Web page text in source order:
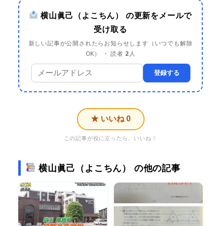
横山眞己（よこちん） の更新をメールで
受け取る
新しい記事が公開されたらお知らせします（いつでも解除
OK） ・ 読者 2人
登録する
★ いいね 0
この記事が役に立ったら、いいね！
横山眞己（よこちん） の他の記事